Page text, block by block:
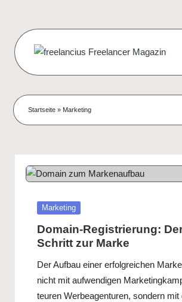
content
f
r
e
l
a
n
c
i
u
s
Startseite » Marketing
Posted
Marketing
Domain-Registrierung:
Schritt zur Marke
Der Aufbau einer erfolgreichen
nicht mit aufwendigen
teuren Werbeagenturen, sondern mit